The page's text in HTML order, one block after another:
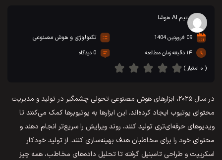
تیم AI هوشا
09 فروردین 1404 تکنولوژی و هوش مصنوعی
۱۴ دقیقه زمان مطالعه
0 دیدگاه
( ۰ امتیاز )
در سال ۲۰۲۵، ابزارهای هوش مصنوعی تحولی چشمگیر در تولید و مدیریت
محتوای یوتیوب ایجاد کرده‌اند. این ابزارها به یوتیوبرها کمک می‌کنند تا
ویدیوهای حرفه‌ای‌تری تولید کنند، روند ویرایش را سریع‌تر انجام دهند و
محتوای خود را برای مخاطبان هدف بهینه‌سازی کنند. از تولید خودکار
اسکریپت و طراحی تامبنیل گرفته تا تحلیل داده‌های مخاطب، همه چیز